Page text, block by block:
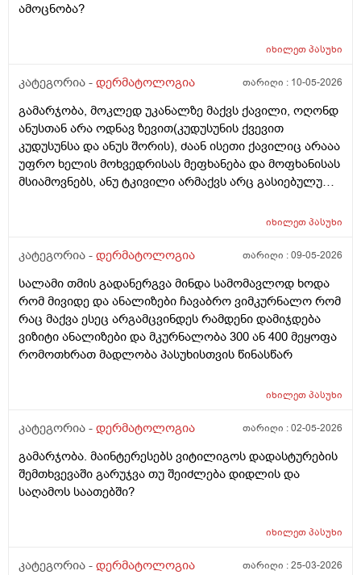
ამოცნობა?
იხილეთპასუხი
კატეგორია - დერმატოლოგია თარიღი : 10-05-2026
გამარჯობა, მოკლედ უკანალზე მაქვს ქავილი, ოღონდ
ანუსთან არა ოდნავ ზევით(კუდუსუნის ქვევით
კუდუსუნსა და ანუს შორის), ძაან ისეთი ქავილიც არააა
უფრო ხელის მოხვედრისას მეფხანება და მოფხანისას
მსიამოვნებს, ანუ ტკივილი არმაქვს არც გასიებულუ
ოპერაცია ანუ ბეწვის ჩაბრუნება(ლაზერით) მაგის მერე
წყლით) ანუ არამგონია რომ გამიმეორდეს. ჭიები
გარშემო, ჰემოროიდიც მაქვს ოდნავ, სოკო შეიძლება
იყოს? ან კანის გაღიზიანება?
იხილეთპასუხი
კატეგორია - დერმატოლოგია თარიღი :09-05-2026
სალამი თმის გადანერგვა მინდა სამომავლოდ ხოდა
რომ მივიდე და ანალიზები ჩავაბრო ვიმკურნალო რომ
რაც მაქვა ესეც არგამცვინდეს რამდენი დამიჯდება
ვიზიტი ანალიზები და მკურნალობა 300 ან 400 მეყოფა
რომოთხრათ მადლობა პასუხისთვის წინასწარ
იხილეთპასუხი
კატეგორია - დერმატოლოგია თარიღი :02-05-2026
გამარჯობა. მაინტერესებს ვიტილიგოს დადასტურების
შემთხვევაში გარუჯვა თუ შეიძლება დიდლის და
საღამოს საათებში?
იხილეთპასუხი
კატეგორია - დერმატოლოგია თარიღი :25-03-2026